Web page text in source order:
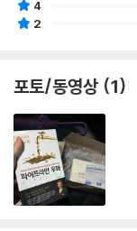
4
2
포토/동영상 (1)